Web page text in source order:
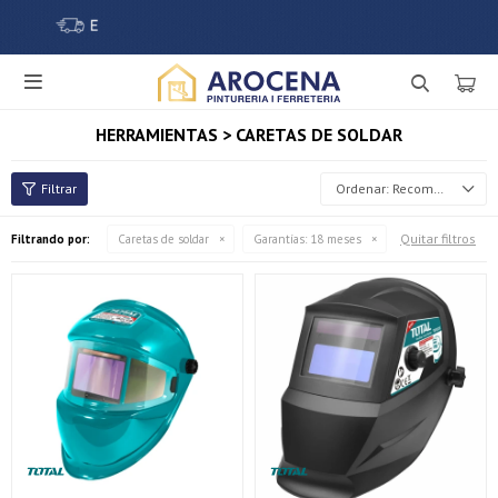

HERRAMIENTAS > CARETAS DE SOLDAR
Recomendados
Filtrando por: Caretas de soldar Garantías: 18 meses Quitar filtros